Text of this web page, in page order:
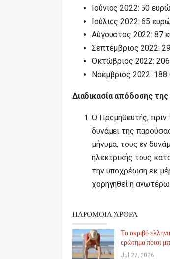
Ιούνιος 2022: 50
Ιούλιος 2022: 65
Αύγουστος 2022: 87
Σεπτέμβριος 2022:
Οκτώβριος 2022:
Νοέμβριος 2022:
Διαδικασία απόδοσης
Ο Προμηθευτής, πριν
δυνάμει της
μήνυμα, τους εν
ηλεκτρικής τους
την υποχρέωση εκ
χορηγηθεί η
ΠΑΡΌΜΟΙΑ ΆΡΘΡΑ
Το ακριβό
ερώτημα ποιοι
Jul 27, 2026